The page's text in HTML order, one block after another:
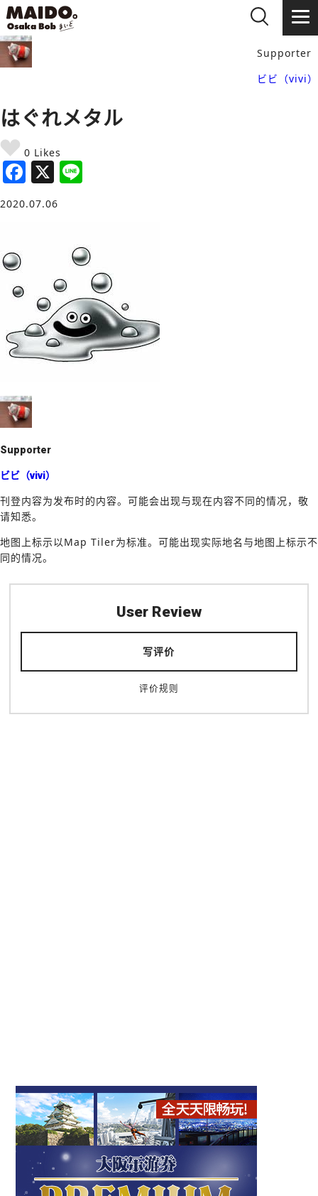
Supporter
ビビ（vivi）
はぐれメタル
0 Likes
F
a
c
o
k
X
2020.07.06
Supporter
ビビ（vivi）
刊登内容为发布时的内容。可能会出现与现在内容不同的情况，敬
请知悉。
地图上标示以Map Tiler为标准。可能出现实际地名与地图上标示不
同的情况。
User Review
写评价
评价规则